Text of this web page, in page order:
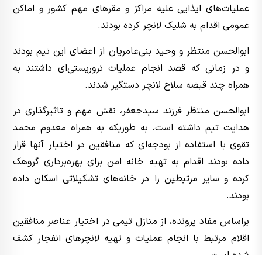
عملیات‌های ایذایی علیه مراکز و مقر‌های مهم کشور و اماکن
عمومی اقدام به شلیک لانچر کرده بودند.
ابوالحسن منتظر و وحید بنی‌عامریان از اعضای این تیم بودند
و در زمانی که قصد انجام عملیات تروریستی‌ای داشتند به
همراه چند قبضه سلاح لانچر دستگیر شدند.
ابوالحسن منتظر فرزند سیدجعفر، نقش مهم و تاثیرگذاری در
هدایت تیم داشته است، به طوریکه به همراه معدوم محمد
تقوی با استفاده از بودجه‌ای که منافقین در اختیار آنها قرار
داده بودند اقدام به تهیه خانه امن برای بهره‌برداری گروهک
کرده و سایر مرتبطین را در خانه‌های تشکیلاتی اسکان داده
بودند.
براساس مفاد پرونده، از منازل تیمی در اختیار عناصر منافقین
اقلام مرتبط با انجام عملیات و تهیه لانچر‌های انفجار کشف